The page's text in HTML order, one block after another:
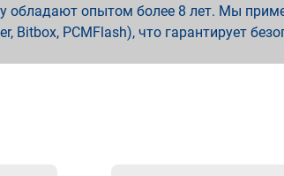
обладают опытом более 8 лет. Мы
Bitbox, PCMFlash), что гарантирует